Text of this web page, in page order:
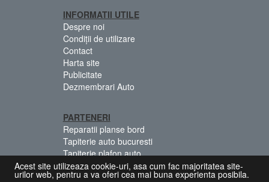
INFORMATII UTILE
Despre noi
Condiții de utilizare
Contact
Harta site
Publicitate
Dezmembrari Auto
PARTENERI
Reparatii planse bord
Tapiterie auto bucuresti
Tapiterie plafon auto
Centuri siguranta colorate
Acest site utilizeaza cookie-uri, asa cum fac majoritatea site-
urilor web, pentru a va oferi cea mai buna experienta posibila.